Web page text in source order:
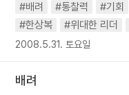
#배려 #통찰력 #기회
#한상복
#위대한 리더
2008.5.31. 토요일
배려